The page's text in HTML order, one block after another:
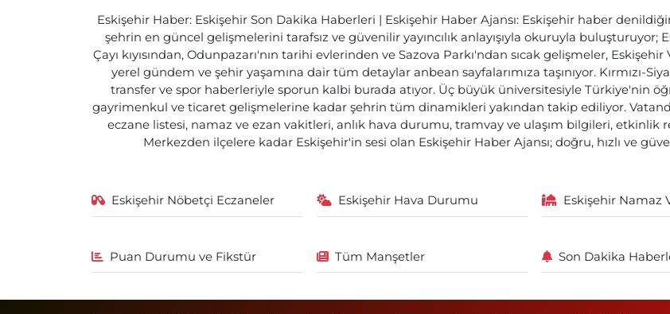
Eskişehir Haber: Eskişehir Son Dakika Haberleri | Eskişehir Haber Ajansı: Eskişehir haber
şehrin en güncel gelişmelerini tarafsız ve güvenilir yayıncılık anlayışıyla okuruyla
Çayı kıyısından, Odunpazarı'nın tarihi evlerinden ve Sazova Parkı'ndan sıcak gelişmeler,
yerel gündem ve şehir yaşamına dair tüm detaylar anbean sayfalarımıza taşınıyor. Kırmızı-
transfer ve spor haberleriyle sporun kalbi burada atıyor. Üç büyük üniversitesiyle Türkiye'nin
gayrimenkul ve ticaret gelişmelerine kadar şehrin tüm dinamikleri yakından takip ediliyor.
eczane listesi, namaz ve ezan vakitleri, anlık hava durumu, tramvay ve ulaşım bilgileri,
Merkezden ilçelere kadar Eskişehir'in sesi olan Eskişehir Haber Ajansı; doğru, hızlı ve
Eskişehir Nöbetçi Eczaneler Eskişehir Hava Durumu Eskişehir Namaz
Puan Durumu ve Fikstür Tüm Manşetler Son Dakika